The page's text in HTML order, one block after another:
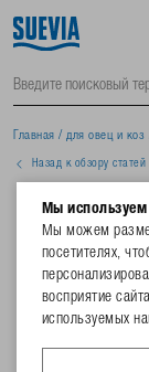
Главная / для овец и коз
Назад к обзору статей
Мы
Мы можем
посетителях,
восприятие
используемых